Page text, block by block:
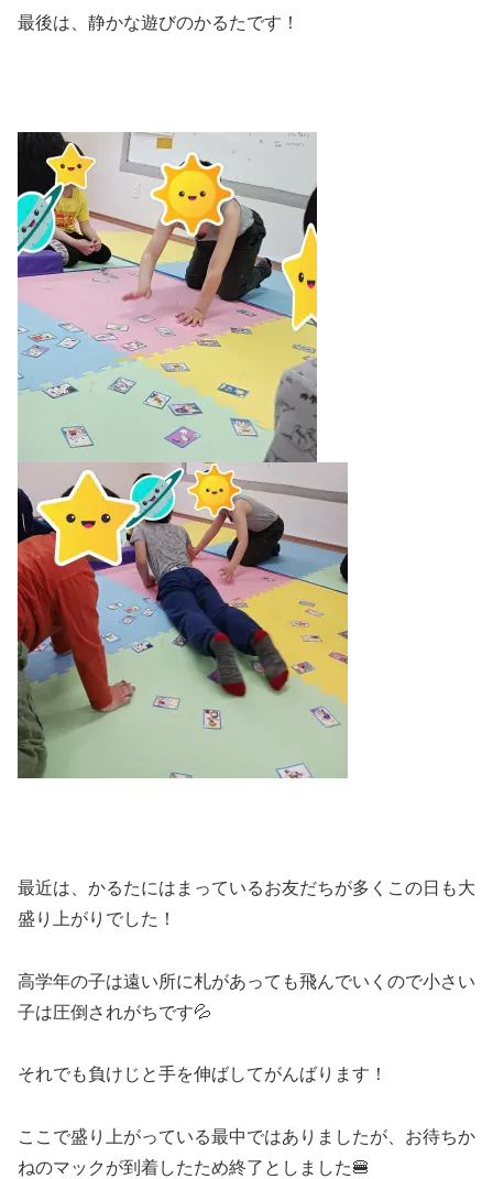
最後は、静かな遊びのかるたです！
最近は、かるたにはまっているお友だちが多くこの日も大
盛り上がりでした！
高学年の子は遠い所に札があっても飛んでいくので小さい
子は圧倒されがちです💦
それでも負けじと手を伸ばしてがんばります！
ここで盛り上がっている最中ではありましたが、お待ちか
ねのマックが到着したため終了としました🍔